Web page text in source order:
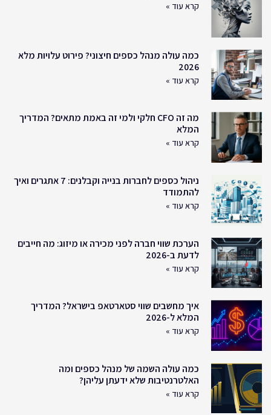
קרא עוד »
כמה עולה מנהל כספים חיצוני? פירוט עלויות מלא
2026
קרא עוד »
מה זה CFO חלקי ולמי זה באמת מתאים? המדריך
המלא
קרא עוד »
ניהול כספים לחברות בנייה וקבלנים: 7 אתגרים ואיך
להתמודד
קרא עוד »
הערכת שווי חברה לפני מכירה או מיזוג: מה חייבים
לדעת ב-2026
קרא עוד »
איך מחשבים שווי סטארטאפ בישראל? המדריך
המלא ל-2026
קרא עוד »
כמה עולה השמה של מנהל כספים ומה
האלטרנטיבות שלא ידעתן עליהן?
קרא עוד »